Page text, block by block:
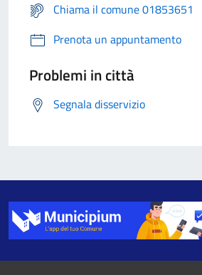
Chiama il comune 01853651
Prenota un appuntamento
Problemi in città
Segnala disservizio